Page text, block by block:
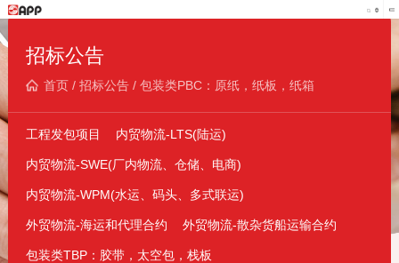
招标公告
首页/ 招标公告/ 包装类PBC：原纸，纸板，纸箱
工程发包项目 内贸物流-LTS(陆运)
内贸物流-SWE(厂内物流、仓储、电商)
内贸物流-WPM(水运、码头、多式联运)
外贸物流-海运和代理合约 外贸物流-散杂货船运输合约
包装类TBP：胶带，太空包，栈板